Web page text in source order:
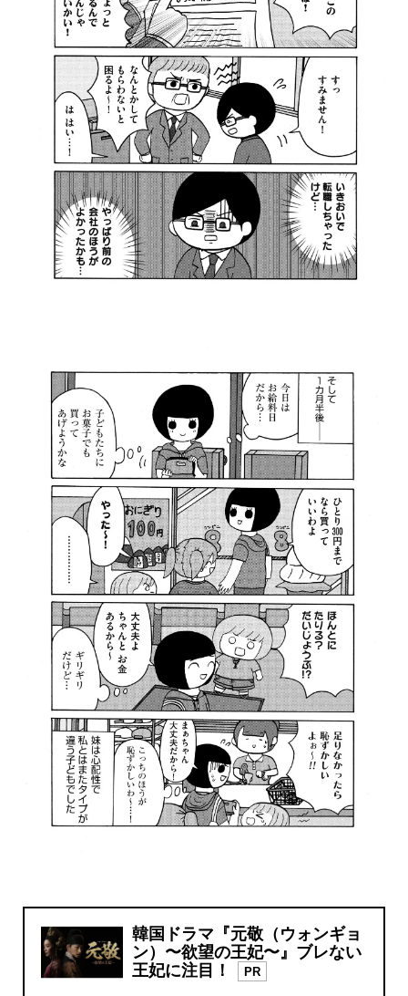
韓国ドラマ『元敬（ウォンギョ
ン）〜欲望の王妃〜』ブレない
王妃に注目！
PR